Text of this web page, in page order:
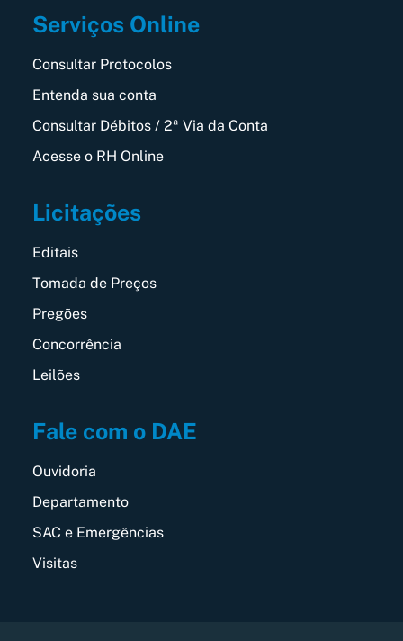
Serviços Online
Consultar Protocolos
Entenda sua conta
Consultar Débitos / 2ª Via da Conta
Acesse o RH Online
Licitações
Editais
Tomada de Preços
Pregões
Concorrência
Leilões
Fale com o DAE
Ouvidoria
Departamento
SAC e Emergências
Visitas